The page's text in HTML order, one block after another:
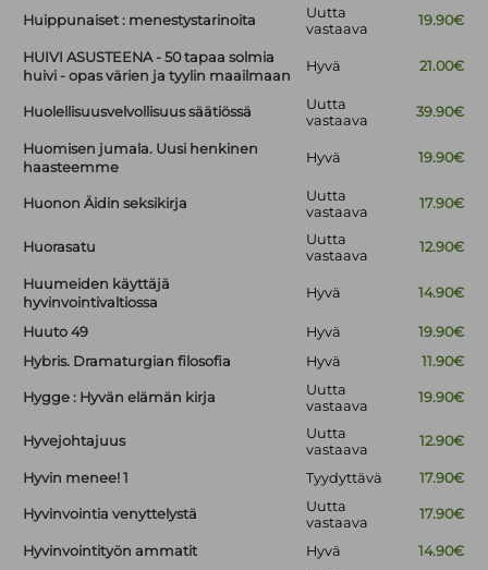
Huippunaiset : menestystarinoita
Uutta
vastaava
19.90€
HUIVI ASUSTEENA - 50 tapaa solmia
huivi - opas värien ja tyylin maailmaan
Hyvä 21.00€
Huolellisuusvelvollisuus säätiössä
Uutta
vastaava
39.90€
Huomisen jumala. Uusi henkinen
haasteemme
Hyvä 19.90€
Huonon Äidin seksikirja
Uutta
vastaava
17.90€
Huorasatu
Uutta
vastaava
12.90€
Huumeiden käyttäjä
hyvinvointivaltiossa
Hyvä 14.90€
Huuto 49 Hyvä
19.90€
Hybris. Dramaturgian filosofia
Hyvä 11.90€
Hygge : Hyvän elämän kirja
Uutta
vastaava
19.90€
Hyvejohtajuus
Uutta
vastaava
12.90€
Hyvin menee! 1 Tyydyttävä 17.90€
Hyvinvointia venyttelystä
Uutta
vastaava
17.90€
Hyvinvointityön ammatit Hyvä 14.90€